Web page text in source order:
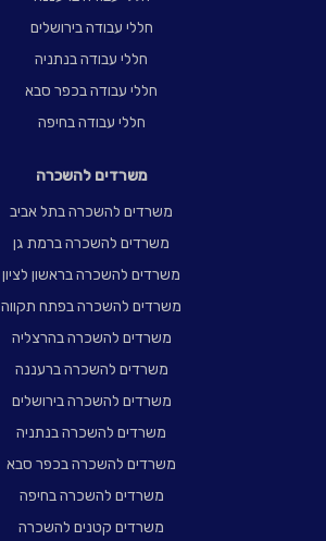
חללי עבודה בירושלים
חללי עבודה בנתניה
חללי עבודה בכפר סבא
חללי עבודה בחיפה
משרדים להשכרה
משרדים להשכרה בתל אביב
משרדים להשכרה ברמת גן
משרדים להשכרה בראשון לציון
משרדים להשכרה בפתח תקווה
משרדים להשכרה בהרצליה
משרדים להשכרה ברעננה
משרדים להשכרה בירושלים
משרדים להשכרה בנתניה
משרדים להשכרה בכפר סבא
משרדים להשכרה בחיפה
משרדים קטנים להשכרה